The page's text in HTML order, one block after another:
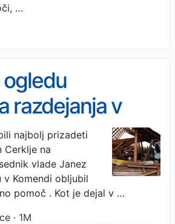
…
razdejanja v
je v naši
naredili, da
čim krajši
najbolj prizadeti
Cerklje na
vlade Janez
v Komendi obljubil
pomoč . Kot je dejal v …
· 1M